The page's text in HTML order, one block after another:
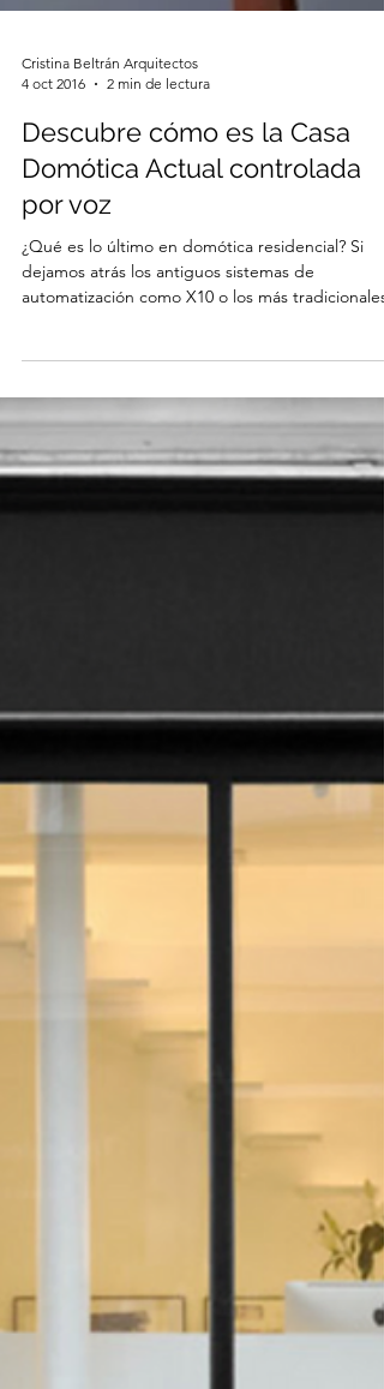
4 oct 2016
2 min de lectura
Descubre cómo es la Casa
Domótica Actual controlada
por voz
¿Qué es lo último en domótica residencial? Si
y...